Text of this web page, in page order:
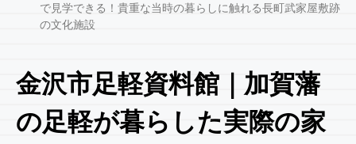
で見学できる！貴重な当時の暮らしに触れる長町武家屋敷跡
の文化施設
金沢市足軽資料館｜加賀藩
の足軽が暮らした実際の家